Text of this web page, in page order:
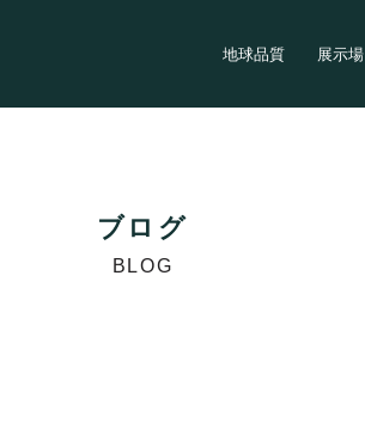
地球品質 展示場
ブログ
BLOG